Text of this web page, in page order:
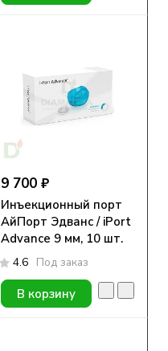
9 700 ₽
Инъекционный порт
АйПорт Эдванс / iPort
Advance 9 мм, 10 шт.
4.6 Под заказ
В корзину